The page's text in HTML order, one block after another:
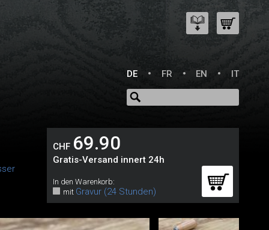
DE
FR EN IT
CHF 69.90
Gratis-Versand innert 24h
In den Warenkorb:
mit Gravur (24 Stunden)